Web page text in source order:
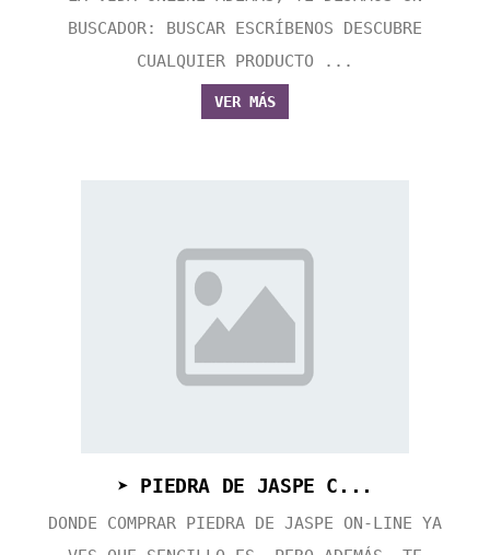
BUSCADOR: BUSCAR ESCRÍBENOS DESCUBRE
CUALQUIER PRODUCTO ...
VER MÁS
➤ PIEDRA DE JASPE C...
DONDE COMPRAR PIEDRA DE JASPE ON-LINE YA